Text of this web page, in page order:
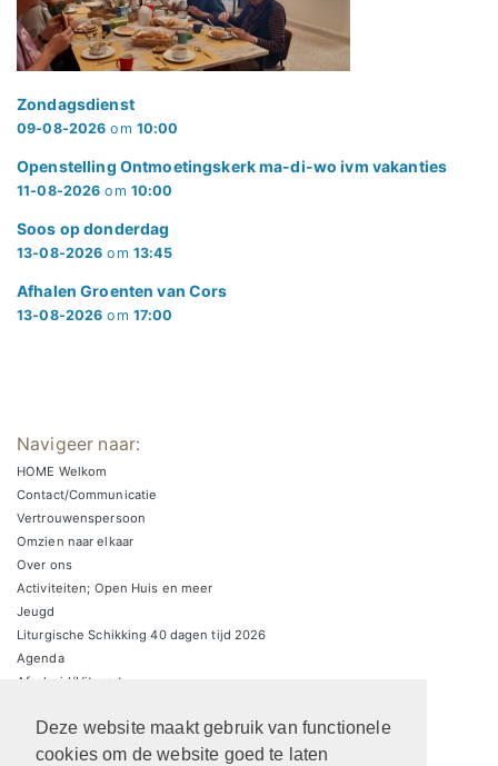
Deze website maakt gebruik van functionele
cookies om de website goed te laten
Zondagsdienst
09-08-2026 om 10:00
Openstelling Ontmoetingskerk ma-di-wo ivm vakanties
11-08-2026 om 10:00
Soos op donderdag
13-08-2026 om 13:45
Afhalen Groenten van Cors
13-08-2026 om 17:00
Navigeer naar:
HOME Welkom
Contact/Communicatie
Vertrouwenspersoon
Omzien naar elkaar
Over ons
Activiteiten; Open Huis en meer
Jeugd
Liturgische Schikking 40 dagen tijd 2026
Agenda
Afscheid/Uitvaart
Zaalverhuur/parkeren
ARCHIEF Liturgische schikkingen